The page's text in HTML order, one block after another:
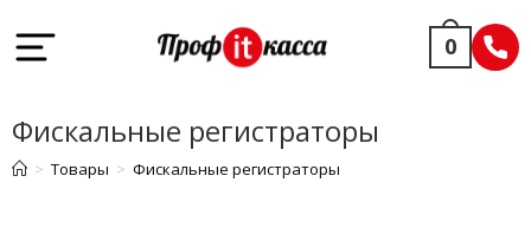
0
Фискальные регистраторы
> Товары > Фискальные регистраторы